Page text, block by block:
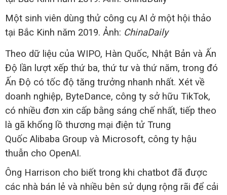
Một sinh viên dùng thử công cụ AI ở một hội thảo
tại Bắc Kinh năm 2019. Ảnh: ChinaDaily
Theo dữ liệu của WIPO, Hàn Quốc, Nhật Bản và Ấn
Độ lần lượt xếp thứ ba, thứ tư và thứ năm, trong đó
Ấn Độ có tốc độ tăng trưởng nhanh nhất. Xét về
doanh nghiệp, ByteDance, công ty sở hữu TikTok,
có nhiều đơn xin cấp bằng sáng chế nhất, tiếp theo
là gã khổng lồ thương mại điện tử Trung
Quốc Alibaba Group và Microsoft, công ty hậu
thuẫn cho OpenAI.
Ông Harrison cho biết trong khi chatbot đã được
các nhà bán lẻ và nhiều bên sử dụng rộng rãi để cải